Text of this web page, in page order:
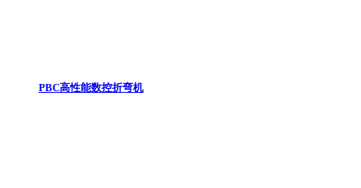
PBC高性能数控折弯机